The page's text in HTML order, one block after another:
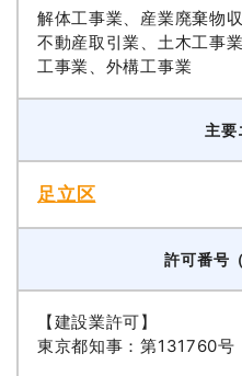
解体工事業、産業廃棄物
不動産取引業、土木工事
工事業、外構工事業
主要
足立区
許可番号
【建設業許可】
東京都知事：第131760号